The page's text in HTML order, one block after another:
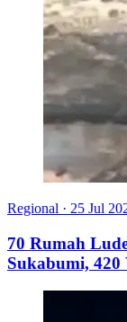
Regional · 25 Jul
70 Rumah
Sukabumi, 420